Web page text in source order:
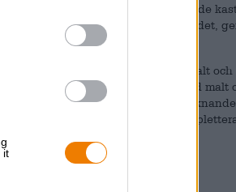
it
sig i en kopparaktig, skimrande
och elfenbensfärgade huvudet,
ugnsfärskt bröd, starkt rostad malt och
och kittlar smaklökarna med mild malt
rostade aromer, en
humle och delikat citrusfrukt
subtil beska.
drickbar ölnjutning.